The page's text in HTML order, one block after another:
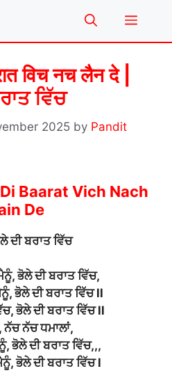
Menu
विच नच लैन दे |
ਵਿੱਚ
2025 by Pandit
Baarat Vich Nach
De
ਦੀ ਬਰਾਤ ਵਿੱਚ
ਭੋਲੇ ਦੀ ਬਰਾਤ ਵਿੱਚ,
ਭੋਲੇ ਦੀ ਬਰਾਤ ਵਿੱਚ ll
ਭੋਲੇ ਦੀ ਬਰਾਤ ਵਿੱਚ ll
ਨੱਚ ਨੱਚ ਧਮਾਲਾਂ,
ਭੋਲੇ ਦੀ ਬਰਾਤ ਵਿੱਚ,,,
ਭੋਲੇ ਦੀ ਬਰਾਤ ਵਿੱਚ l